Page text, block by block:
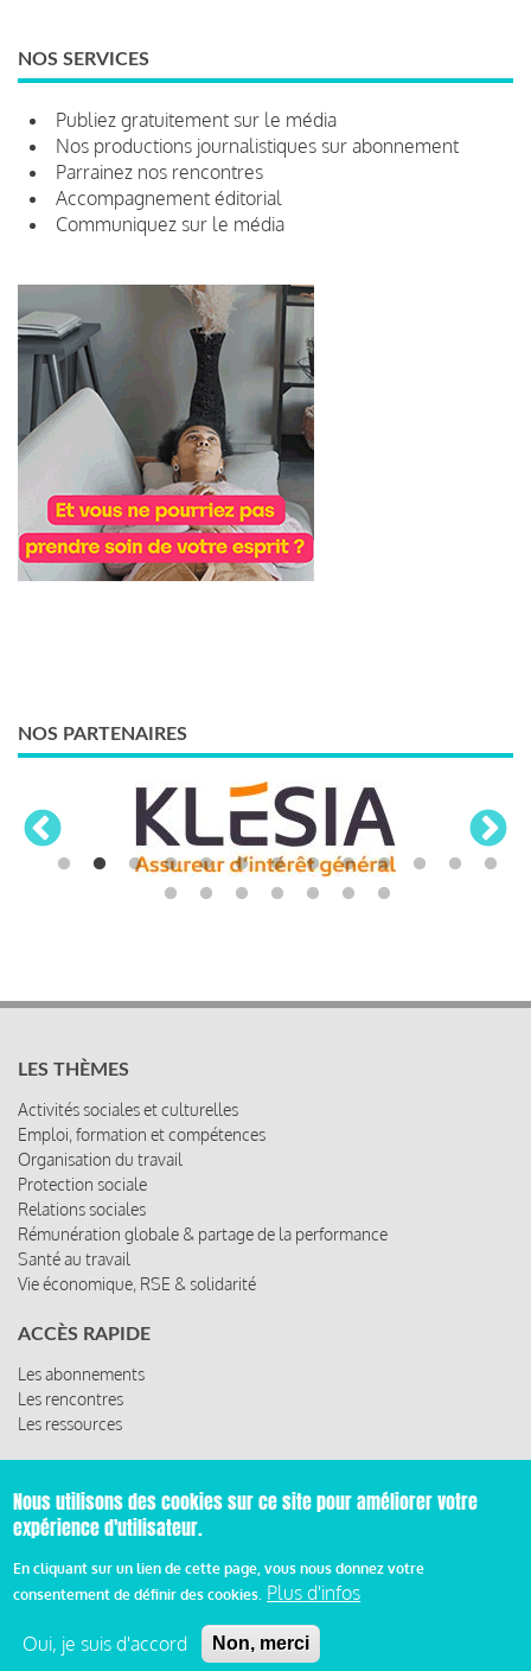
NOS SERVICES
Publiez gratuitement sur le média
Nos productions journalistiques sur abonnement
Parrainez nos rencontres
Accompagnement éditorial
Communiquez sur le média
NOS PARTENAIRES
LES THÈMES
Activités sociales et culturelles
Emploi, formation et compétences
Organisation du travail
Protection sociale
Relations sociales
Rémunération globale & partage de la performance
Santé au travail
Vie économique, RSE & solidarité
ACCÈS RAPIDE
Les abonnements
Les rencontres
Les ressources
© 2019 Miroir Social - Réalisé par
Pied
de
Mentions légales et condition générale d’utilisation et
d’abonnement
Nous utilisons des cookies sur ce site pour améliorer votre
expérience d'utilisateur.
En cliquant sur un lien de cette page, vous nous donnez votre
consentement de définir des cookies. Plus d'infos
Oui, je suis d'accord Non, merci